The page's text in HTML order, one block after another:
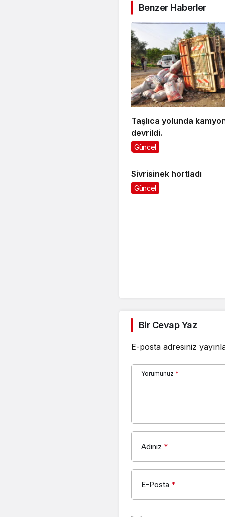
Benzer Haberler
Taşlıca yolunda
devrildi.
Güncel
Sivrisinek hortladı
Güncel
Bir Cevap Yaz
E-posta adresiniz
Yorumunuz *
Adınız *
E-Posta *